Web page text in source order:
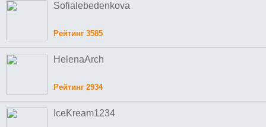
Sofialebedenkova
Рейтинг 3585
HelenaArch
Рейтинг 2934
IceKream1234